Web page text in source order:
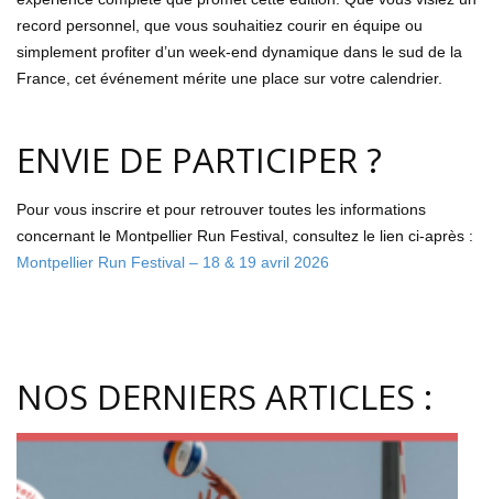
record personnel, que vous souhaitiez courir en équipe ou
simplement profiter d’un week-end dynamique dans le sud de la
France, cet événement mérite une place sur votre calendrier.
ENVIE DE PARTICIPER ?
Pour vous inscrire et pour retrouver toutes les informations
concernant le Montpellier Run Festival, consultez le lien ci-après :
Montpellier Run Festival – 18 & 19 avril 2026
NOS DERNIERS ARTICLES :